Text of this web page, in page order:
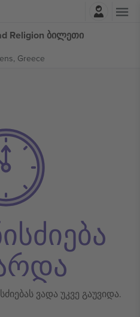
Religion ბილეთი
Greece
ვადა უკვე გაუვიდა.